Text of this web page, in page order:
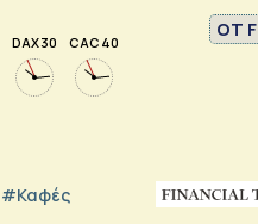
DAX 30 CAC 40
OT
#καφές